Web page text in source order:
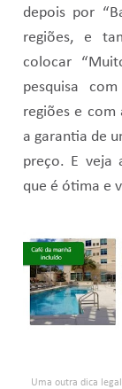
depois por
regiões, e
colocar
pesquisa
regiões e com
a garantia de
preço. E veja
que é ótima e
Uma outra dica